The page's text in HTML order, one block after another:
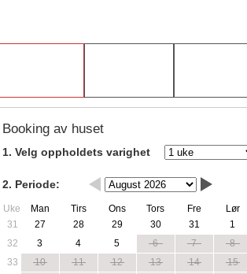
Booking av huset
1. Velg oppholdets varighet
2. Periode:
Uke Man Tirs Ons Tors Fre Lør
31
27 28 29 30 31 1
32
3 4 5 6 7 8
33
10 11 12 13 14 15